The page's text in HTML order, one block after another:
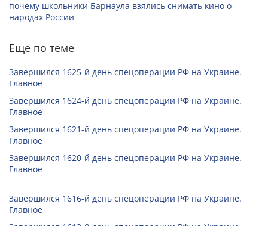
почему школьники Барнаула взялись снимать кино о
народах России
Еще по теме
Завершился 1625-й день спецоперации РФ на Украине.
Главное
Завершился 1624-й день спецоперации РФ на Украине.
Главное
Завершился 1621-й день спецоперации РФ на Украине.
Главное
Завершился 1620-й день спецоперации РФ на Украине.
Главное
Завершился 1616-й день спецоперации РФ на Украине.
Главное